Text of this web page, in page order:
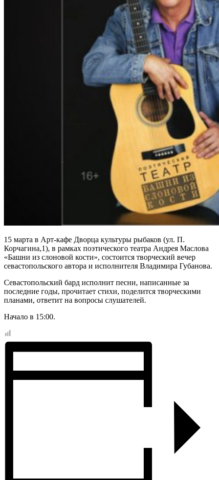
15 марта в Арт-кафе Дворца культуры рыбаков (ул. П.
Корчагина,1), в рамках поэтического театра Андрея Маслова
«Башни из слоновой кости», состоится творческий вечер
севастопольского автора и исполнителя Владимира Губанова.
Севастопольский бард исполнит песни, написанные за
последние годы, прочитает стихи, поделится творческими
планами, ответит на вопросы слушателей.
Начало в 15:00.